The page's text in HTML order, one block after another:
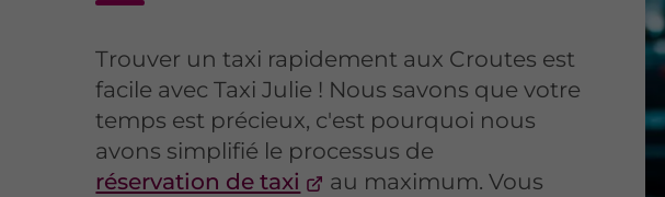
Trouver un taxi rapidement aux Croutes est
facile avec Taxi Julie ! Nous savons que votre
temps est précieux, c'est pourquoi nous
avons simplifié le processus de
réservation de taxi
au maximum. Vous